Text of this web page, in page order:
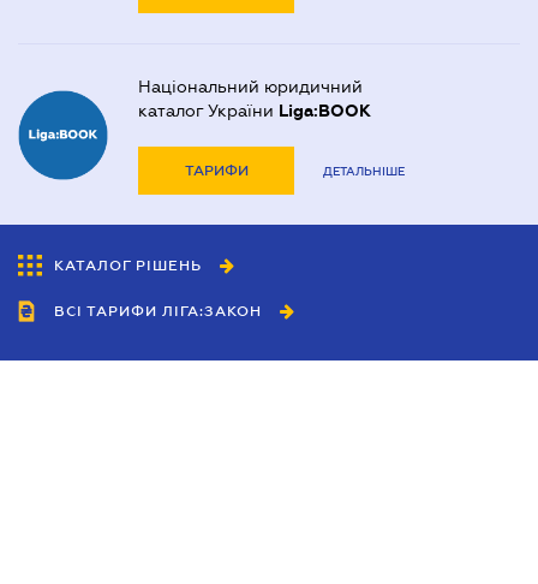
Національний юридичний
каталог України Liga:BOOK
ТАРИФИ ДЕТАЛЬНІШЕ
КАТАЛОГ РІШЕНЬ
ВСІ ТАРИФИ ЛІГА:ЗАКОН